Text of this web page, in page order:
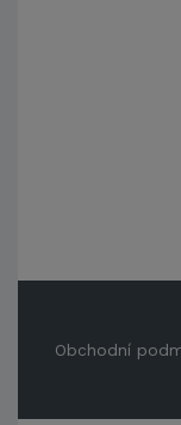
Obchodní